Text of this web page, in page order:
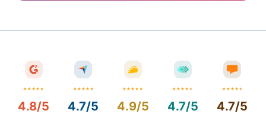
4.8/5 4.7/5 4.9/5 4.7/5 4.7/5